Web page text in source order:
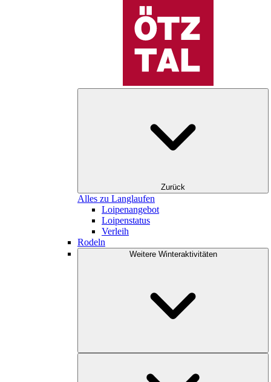
Zurück
Alles zu Langlaufen
Loipenangebot
Loipenstatus
Verleih
Rodeln
Weitere Winteraktivitäten